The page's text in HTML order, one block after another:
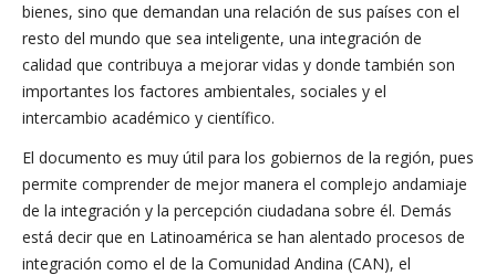
bienes, sino que demandan una relación de sus países con el
resto del mundo que sea inteligente, una integración de
calidad que contribuya a mejorar vidas y donde también son
importantes los factores ambientales, sociales y el
intercambio académico y científico.
El documento es muy útil para los gobiernos de la región, pues
permite comprender de mejor manera el complejo andamiaje
de la integración y la percepción ciudadana sobre él. Demás
está decir que en Latinoamérica se han alentado procesos de
integración como el de la Comunidad Andina (CAN), el